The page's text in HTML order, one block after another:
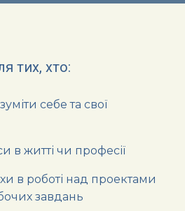
тих, хто:
себе та свої
в житті чи професії
в роботі над проектами
завдань